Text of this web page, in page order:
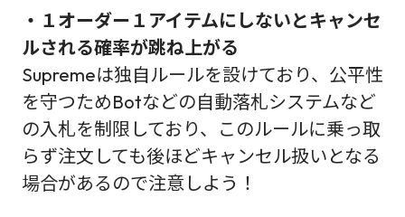
・１オーダー１アイテムにしないとキャンセ
ルされる確率が跳ね上がる
Supremeは独自ルールを設けており、公平性
を守つためBotなどの自動落札システムなど
の入札を制限しており、このルールに乗っ取
らず注文しても後ほどキャンセル扱いとなる
場合があるので注意しよう！